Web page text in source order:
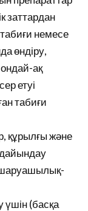
заттардан
немесе
өндіру,
ақ
етуі
табиғи
құрылғы және
шаруашылық-
үшін (басқа